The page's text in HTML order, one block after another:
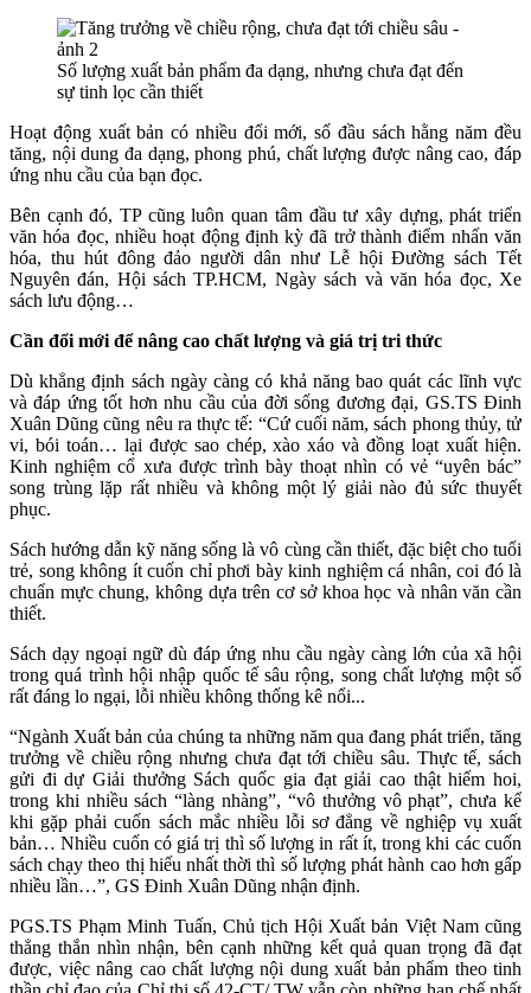
Số lượng xuất bản phẩm đa dạng, nhưng chưa đạt đến
sự tinh lọc cần thiết
Hoạt động xuất bản có nhiều đổi mới, số đầu sách hằng năm đều
tăng, nội dung đa dạng, phong phú, chất lượng được nâng cao, đáp
ứng nhu cầu của bạn đọc.
Bên cạnh đó, TP cũng luôn quan tâm đầu tư xây dựng, phát triển
văn hóa đọc, nhiều hoạt động định kỳ đã trở thành điểm nhấn văn
hóa, thu hút đông đảo người dân như Lễ hội Đường sách Tết
Nguyên đán, Hội sách TP.HCM, Ngày sách và văn hóa đọc, Xe
sách lưu động…
Cần đổi mới để nâng cao chất lượng và giá trị tri thức
Dù khẳng định sách ngày càng có khả năng bao quát các lĩnh vực
và đáp ứng tốt hơn nhu cầu của đời sống đương đại, GS.TS Đinh
Xuân Dũng cũng nêu ra thực tế: “Cứ cuối năm, sách phong thủy, tử
vi, bói toán… lại được sao chép, xào xáo và đồng loạt xuất hiện.
Kinh nghiệm cổ xưa được trình bày thoạt nhìn có vẻ “uyên bác”
song trùng lặp rất nhiều và không một lý giải nào đủ sức thuyết
phục.
Sách hướng dẫn kỹ năng sống là vô cùng cần thiết, đặc biệt cho tuổi
trẻ, song không ít cuốn chỉ phơi bày kinh nghiệm cá nhân, coi đó là
chuẩn mực chung, không dựa trên cơ sở khoa học và nhân văn cần
thiết.
Sách dạy ngoại ngữ dù đáp ứng nhu cầu ngày càng lớn của xã hội
trong quá trình hội nhập quốc tế sâu rộng, song chất lượng một số
rất đáng lo ngại, lỗi nhiều không thống kê nổi...
“Ngành Xuất bản của chúng ta những năm qua đang phát triển, tăng
trưởng về chiều rộng nhưng chưa đạt tới chiều sâu. Thực tế, sách
gửi đi dự Giải thưởng Sách quốc gia đạt giải cao thật hiếm hoi,
trong khi nhiều sách “làng nhàng”, “vô thưởng vô phạt”, chưa kể
khi gặp phải cuốn sách mắc nhiều lỗi sơ đẳng về nghiệp vụ xuất
bản… Nhiều cuốn có giá trị thì số lượng in rất ít, trong khi các cuốn
sách chạy theo thị hiếu nhất thời thì số lượng phát hành cao hơn gấp
nhiều lần…”, GS Đinh Xuân Dũng nhận định.
PGS.TS Phạm Minh Tuấn, Chủ tịch Hội Xuất bản Việt Nam cũng
thẳng thắn nhìn nhận, bên cạnh những kết quả quan trọng đã đạt
được, việc nâng cao chất lượng nội dung xuất bản phẩm theo tinh